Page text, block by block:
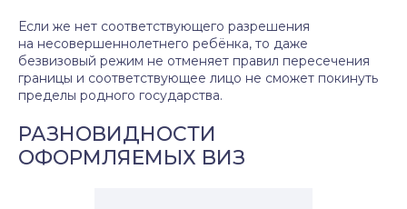
Если же нет соответствующего разрешения
на несовершеннолетнего ребёнка, то даже
безвизовый режим не отменяет правил пересечения
границы и соответствующее лицо не сможет покинуть
пределы родного государства.
РАЗНОВИДНОСТИ
ОФОРМЛЯЕМЫХ ВИЗ